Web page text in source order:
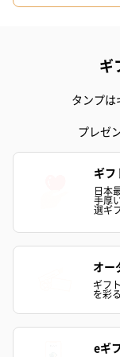
ブライダルロリポッ
生花のブーケを同梱
シーズンブーケ（ひ
わり）（1,880円）
ギ
タンプは
プレゼ
ギフ
日本
手厚
選ギ
オー
ギフ
を彩
eギ